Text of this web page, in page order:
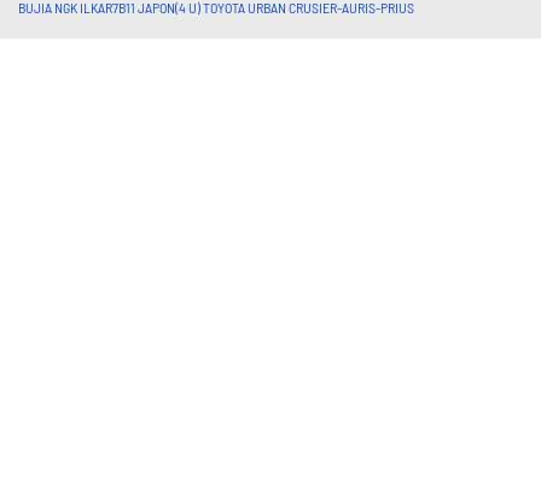
BUJIA NGK ILKAR7B11 JAPON(4 U) TOYOTA URBAN CRUSIER-AURIS-PRIUS